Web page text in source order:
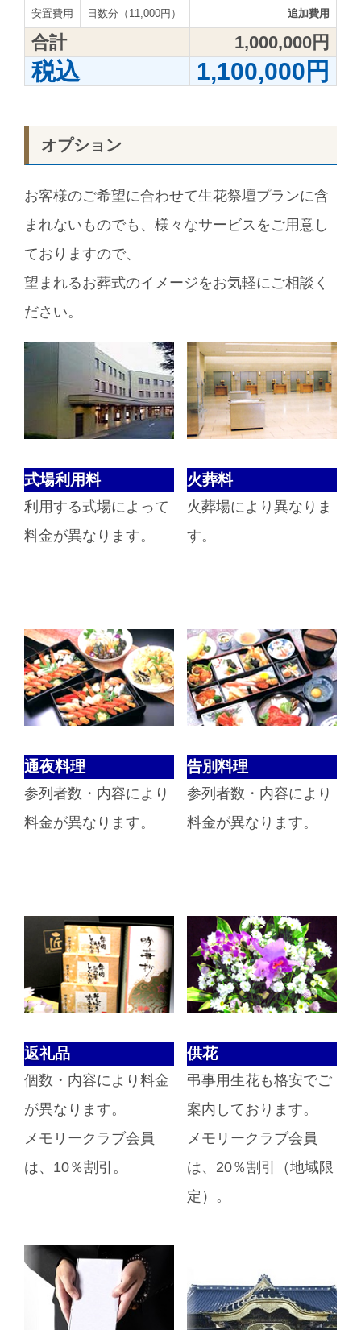
安置費用 日数分（11,000円） 追加費用
合計 1,000,000円
税込 1,100,000円
オプション
お客様のご希望に合わせて生花祭壇プランに含
まれないものでも、様々なサービスをご用意し
ておりますので、
望まれるお葬式のイメージをお気軽にご相談く
ださい。
式場利用料
利用する式場によって
料金が異なります。
火葬料
火葬場により異なりま
す。
通夜料理
参列者数・内容により
料金が異なります。
告別料理
参列者数・内容により
料金が異なります。
返礼品
個数・内容により料金
が異なります。
メモリークラブ会員
は、10％割引。
供花
弔事用生花も格安でご
案内しております。
メモリークラブ会員
は、20％割引（地域限
定）。